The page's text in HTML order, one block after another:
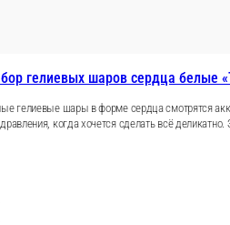
гелиевых шаров
гелиевые шары в форме
выбирают для свадьбы,